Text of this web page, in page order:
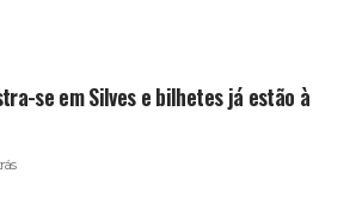
se em Silves e bilhetes já estão à